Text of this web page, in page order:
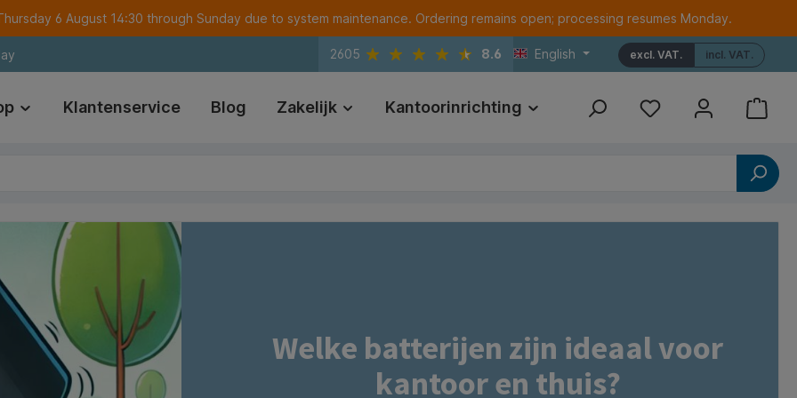
6 August 14:30 through Sunday due to system maintenance. Ordering remains open; processing resumes Monday.
2605 8.6 English incl. VAT.
excl. VAT.
Klantenservice Blog Zakelijk Kantoorinrichting Print Referenties
Welke batterijen zijn ideaal voor
kantoor en thuis?